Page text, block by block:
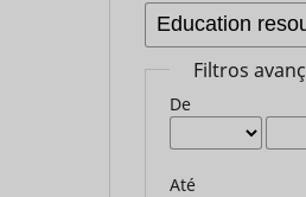
Filtros
De
Até